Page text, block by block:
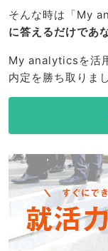
そんな時は「My
に答えるだけであ
My analyticsを活
内定を勝ち取りま